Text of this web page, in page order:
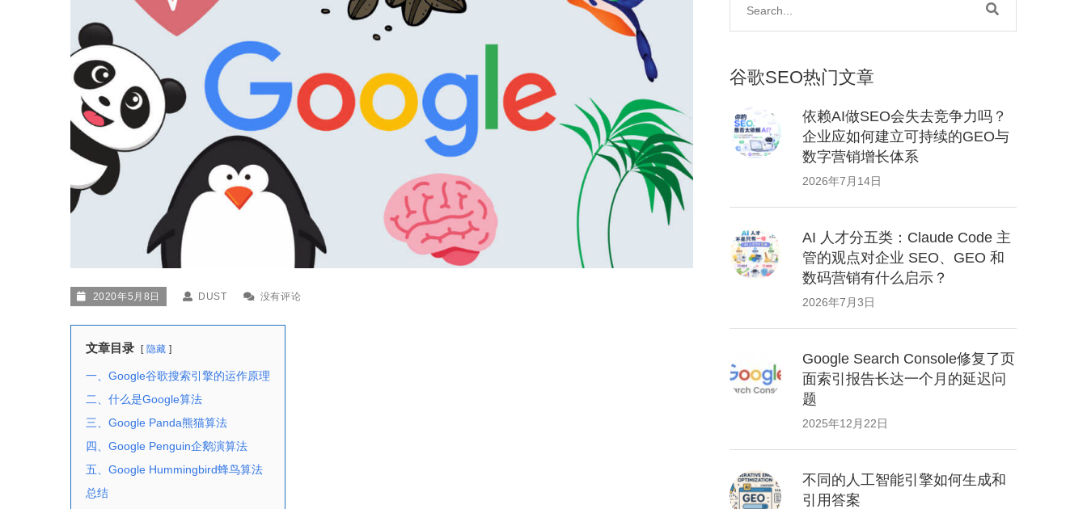
2020年5月8日 DUST 没有评论
文章目录 隐藏
一、Google谷歌搜索引擎的运作原理
二、什么是Google算法
三、Google Panda熊猫算法
四、Google Penguin企鹅演算法
五、Google Hummingbird蜂鸟算法
总结
谷歌SEO热门文章
依赖AI做SEO会失去竞争力吗？
企业应如何建立可持续的GEO与
数字营销增长体系
2026年7月14日
AI 人才分五类：Claude Code 主
管的观点对企业 SEO、GEO 和
数码营销有什么启示？
2026年7月3日
Google Search Console修复了页
面索引报告长达一个月的延迟问
题
2025年12月22日
不同的人工智能引擎如何生成和
引用答案